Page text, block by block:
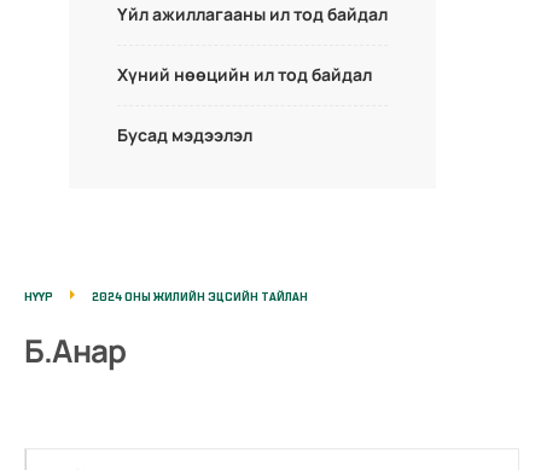
Үйл ажиллагааны ил тод байдал
Хүний нөөцийн ил тод байдал
Бусад мэдээлэл
НҮҮР 2024 ОНЫ ЖИЛИЙН ЭЦСИЙН ТАЙЛАН
Б.Анар